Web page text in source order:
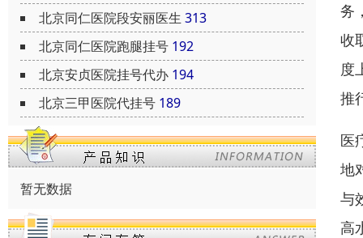
北京同仁医院段安丽医生 313
北京同仁医院跑腿挂号 192
北京安贞医院挂号代办 194
北京三甲医院代挂号 189
暂无数据
务
收
度
推
医
地
与
高